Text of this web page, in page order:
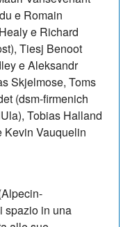
e Romain
e Richard
Tiesj Benoot
e Aleksandr
Skjelmose, Toms
(dsm-firmenich
Tobias Halland
Kevin Vauquelin
spazio in una